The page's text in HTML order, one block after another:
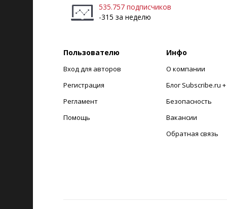
535.757 подписчиков
-315 за неделю
Пользователю
Вход для авторов
Регистрация
Регламент
Помощь
Инфо
О компании
Блог Subscribe.ru +
Безопасность
Вакансии
Обратная связь